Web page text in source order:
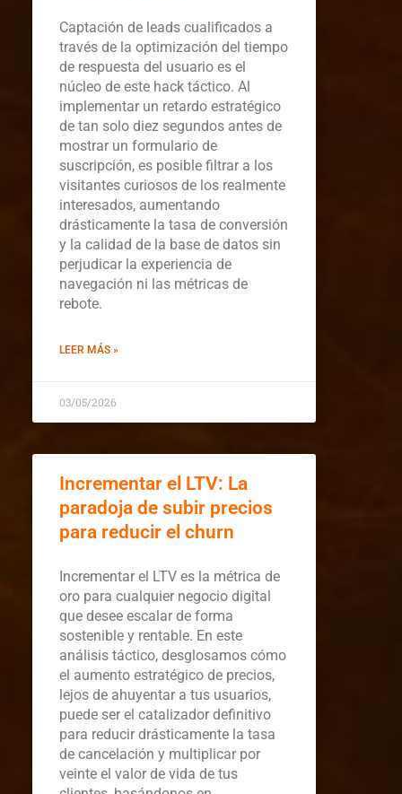
Captación de leads cualificados a
través de la optimización del tiempo
de respuesta del usuario es el
núcleo de este hack táctico. Al
implementar un retardo estratégico
de tan solo diez segundos antes de
mostrar un formulario de
suscripción, es posible filtrar a los
visitantes curiosos de los realmente
interesados, aumentando
drásticamente la tasa de conversión
y la calidad de la base de datos sin
perjudicar la experiencia de
navegación ni las métricas de
rebote.
LEER MÁS »
03/05/2026
Incrementar el LTV: La
paradoja de subir precios
para reducir el churn
Incrementar el LTV es la métrica de
oro para cualquier negocio digital
que desee escalar de forma
sostenible y rentable. En este
análisis táctico, desglosamos cómo
el aumento estratégico de precios,
lejos de ahuyentar a tus usuarios,
puede ser el catalizador definitivo
para reducir drásticamente la tasa
de cancelación y multiplicar por
veinte el valor de vida de tus